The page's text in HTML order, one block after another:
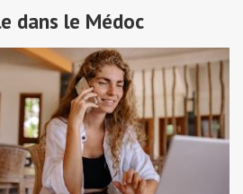
dans le Médoc